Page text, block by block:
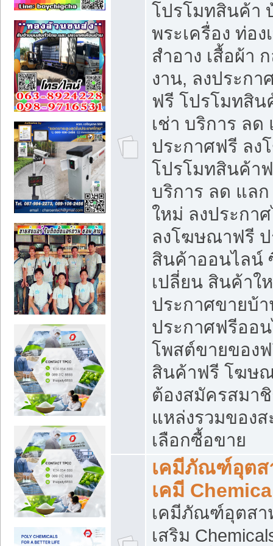
โปรโมทสินค้า
พระเครื่อง ท่อง
สำอาง เสื้อผ้า
งาน, ลงประก
ฟรี โปรโมทสิ
เช่า บริการ ลด
ประกาศฟรี ล
โปรโมทสินค้า
บริการ ลด แล
ใหม่ ลงประกา
ลงโฆษณาฟรี
สินค้าออนไลน์
เปลี่ยน สินค้าใ
ประกาศขายบ้
ประกาศฟรีออ
โพสต์ขายของ
สินค้าฟรี โฆษ
ต้องสมัครสมา
แหล่งรวมของ
เลือกซื้อขาย
เคมีภัณฑ์อุตส
เคมี
เคมีภัณฑ์อุตสา
เสริม